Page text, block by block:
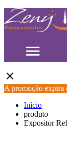
menu
close
A promoção expira
Início
produto
Expositor